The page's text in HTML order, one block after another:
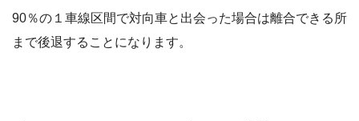
90％の１車線区間で対向車と出会った場合は離合できる所
まで後退することになります。